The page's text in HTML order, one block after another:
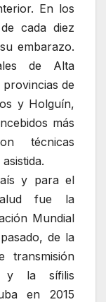
En los
cada diez
embarazo.
de Alta
de
y Holguín,
más
técnicas
y para el
fue la
Mundial
de la
transmisión
y la sífilis
en 2015